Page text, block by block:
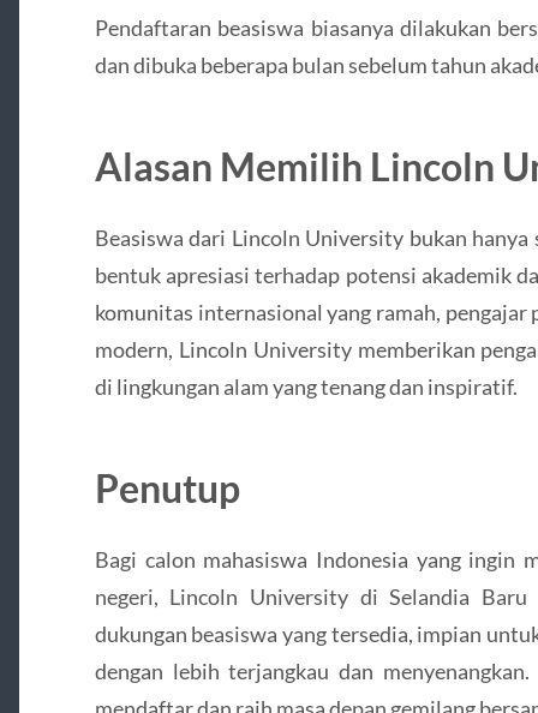
Pendaftaran beasiswa biasanya dilakukan
dan dibuka beberapa bulan sebelum tahun
Alasan Memilih Lincoln
Beasiswa dari Lincoln University bukan
bentuk apresiasi terhadap potensi akademik
komunitas internasional yang ramah,
modern, Lincoln University memberikan
di lingkungan alam yang tenang dan inspiratif.
Penutup
Bagi calon mahasiswa Indonesia yang ingin
negeri, Lincoln University di Selandia
dukungan beasiswa yang tersedia, impian
dengan lebih terjangkau dan